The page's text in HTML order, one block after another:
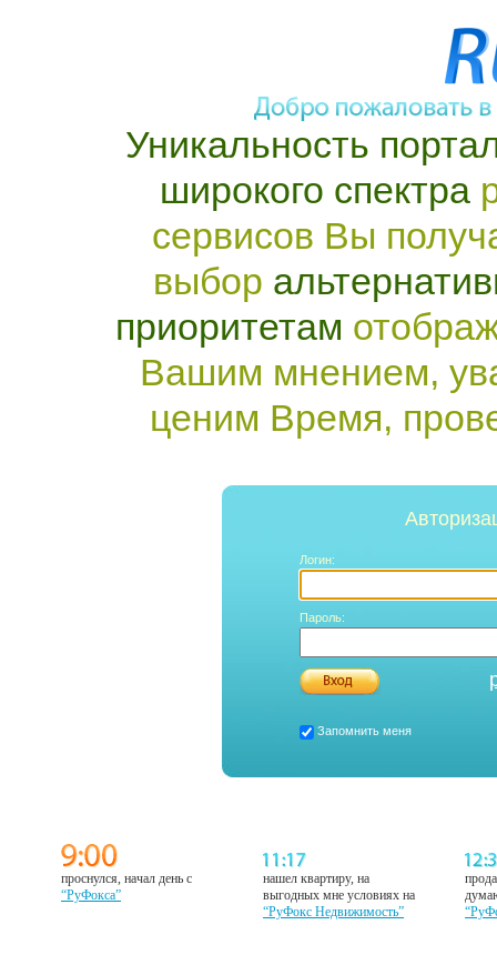
Уникальность
широкого спектра
сервисов Вы
выбор
приоритетам
Вашим мнением,
ценим Время,
Логин:
Пароль:
Запомнить меня
проснулся, начал день с
“РуФокса”
нашел квартиру, на
выгодных мне условиях на
“РуФокс Недвижимость”